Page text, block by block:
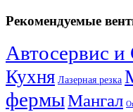
Рекомендуемые
Автосервис
Кухня Лазерная резка
фермыМангал